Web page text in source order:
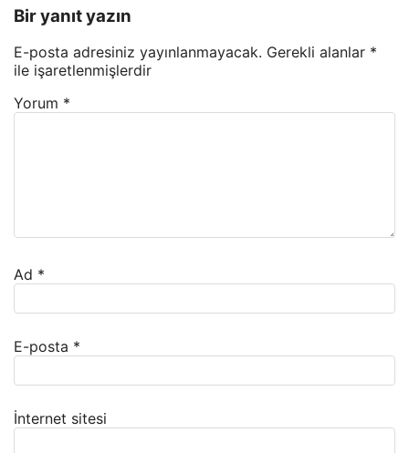
Bir yanıt yazın
E-posta adresiniz yayınlanmayacak. Gerekli alanlar *
ile işaretlenmişlerdir
Yorum *
Ad *
E-posta *
İnternet sitesi